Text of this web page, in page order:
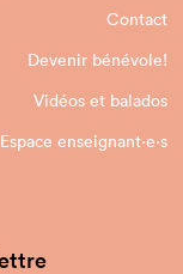
Contact
Devenir bénévole!
Vidéos et balados
Espace enseignant·e⋅s